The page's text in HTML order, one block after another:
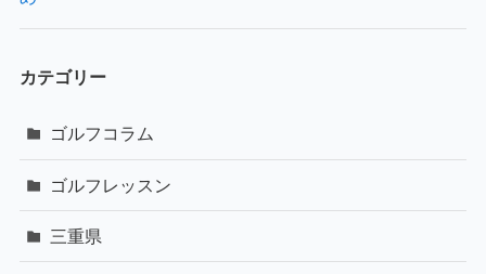
カテゴリー
ゴルフコラム
ゴルフレッスン
三重県